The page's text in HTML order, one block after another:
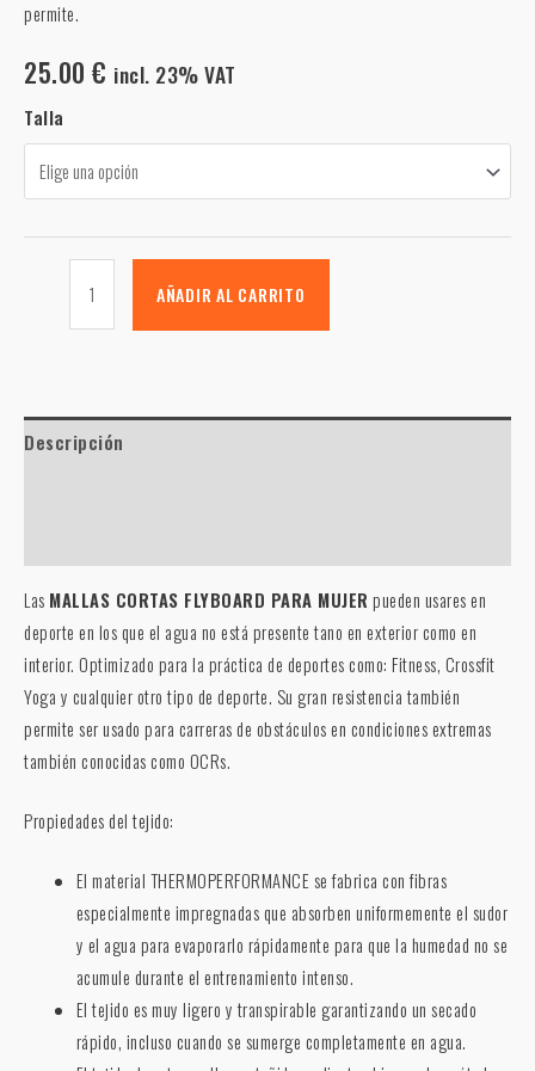
permite.
25.00 € incl. 23% VAT
Talla
AÑADIR AL CARRITO
Descripción
Las MALLAS CORTAS FLYBOARD PARA MUJER pueden usares en
deporte en los que el agua no está presente tano en exterior como en
interior. Optimizado para la práctica de deportes como: Fitness, Crossfit
Yoga y cualquier otro tipo de deporte. Su gran resistencia también
permite ser usado para carreras de obstáculos en condiciones extremas
también conocidas como OCRs.
Propiedades del tejido:
El material THERMOPERFORMANCE se fabrica con fibras
especialmente impregnadas que absorben uniformemente el sudor
y el agua para evaporarlo rápidamente para que la humedad no se
acumule durante el entrenamiento intenso.
El tejido es muy ligero y transpirable garantizando un secado
rápido, incluso cuando se sumerge completamente en agua.